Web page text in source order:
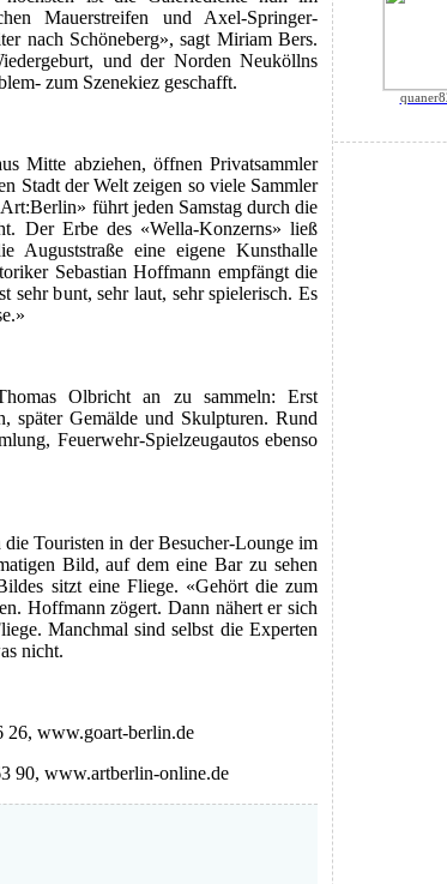
Mauerstreifen und Axel-Springer-
nach Schöneberg», sagt Miriam Bers.
und der Norden Neuköllns
zum Szenekiez geschafft.
Mitte abziehen, öffnen Privatsammler
Stadt der Welt zeigen so viele Sammler
führt jeden Samstag durch die
Der Erbe des «Wella-Konzerns» ließ
Auguststraße eine eigene Kunsthalle
Sebastian Hoffmann empfängt die
sehr bunt, sehr laut, sehr spielerisch. Es
Olbricht an zu sammeln: Erst
später Gemälde und Skulpturen. Rund
Feuerwehr-Spielzeugautos ebenso
Touristen in der Besucher-Lounge im
Bild, auf dem eine Bar zu sehen
sitzt eine Fliege. «Gehört die zum
Hoffmann zögert. Dann nähert er sich
Manchmal sind selbst die Experten
nicht.
26, www.goart-berlin.de
90, www.artberlin-online.de